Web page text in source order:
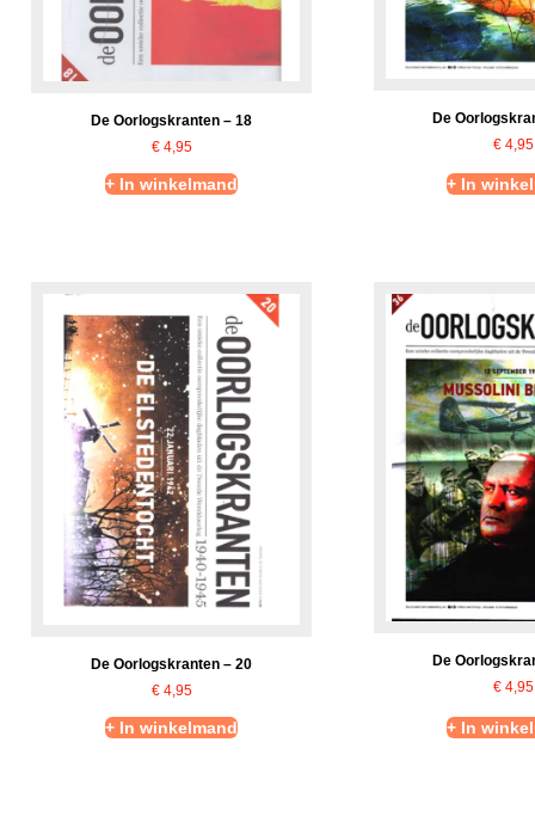
De Oorlogskranten – 18
€4,95
+ In winkelmand
De
€4,95
+ In
De Oorlogskranten – 20
€4,95
+ In winkelmand
De
€4,95
+ In